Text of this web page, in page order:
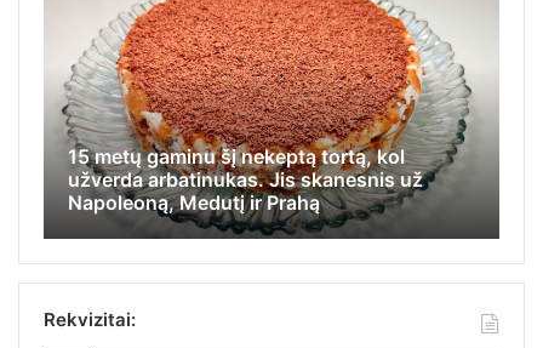
15 metų gaminu šį nekeptą tortą, kol
užverda arbatinukas. Jis skanesnis už
Napoleoną, Medutį ir Prahą
Rekvizitai: